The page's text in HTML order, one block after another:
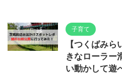
子育て
【つくばみ
きなローラー
い動かして遊